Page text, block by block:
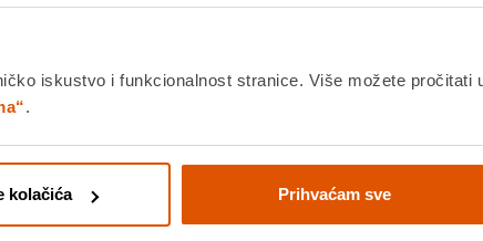
iskustvo i funkcionalnost stranice. Više možete pročitati
.
kolačića Prihvaćam sve